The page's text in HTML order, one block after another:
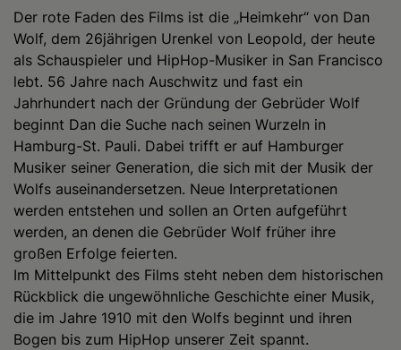
Der rote Faden des Films ist die „Heimkehr“ von Dan
Wolf, dem 26jährigen Urenkel von Leopold, der heute
als Schauspieler und HipHop-Musiker in San Francisco
lebt. 56 Jahre nach Auschwitz und fast ein
Jahrhundert nach der Gründung der Gebrüder Wolf
beginnt Dan die Suche nach seinen Wurzeln in
Hamburg-St. Pauli. Dabei trifft er auf Hamburger
Musiker seiner Generation, die sich mit der Musik der
Wolfs auseinandersetzen. Neue Interpretationen
werden entstehen und sollen an Orten aufgeführt
werden, an denen die Gebrüder Wolf früher ihre
großen Erfolge feierten.
Im Mittelpunkt des Films steht neben dem historischen
Rückblick die ungewöhnliche Geschichte einer Musik,
die im Jahre 1910 mit den Wolfs beginnt und ihren
Bogen bis zum HipHop unserer Zeit spannt.